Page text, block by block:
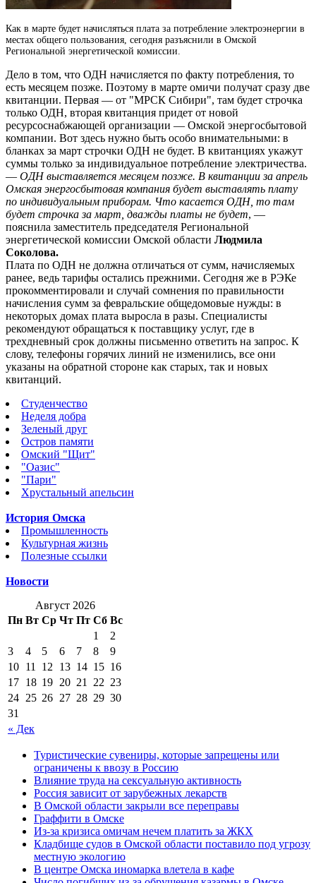
Как в марте будет начисляться плата за потребление электроэнергии в
местах общего пользования, сегодня разъяснили в Омской
Региональной энергетической комиссии.
Дело в том, что ОДН начисляется по факту потребления, то
есть месяцем позже. Поэтому в марте омичи получат сразу две
квитанции. Первая — от "МРСК Сибири", там будет строчка
только ОДН, вторая квитанция придет от новой
ресурсоснабжающей организации — Омской энергосбытовой
компании. Вот здесь нужно быть особо внимательными: в
бланках за март строчки ОДН не будет. В квитанциях укажут
суммы только за индивидуальное потребление электричества.
— ОДН выставляется месяцем позже. В квитанции за апрель
Омская энергосбытовая компания будет выставлять плату
по индивидуальным приборам. Что касается ОДН, то там
будет строчка за март, дважды платы не будет, —
пояснила заместитель председателя Региональной
энергетической комиссии Омской области Людмила
Соколова.
Плата по ОДН не должна отличаться от сумм, начисляемых
ранее, ведь тарифы остались прежними. Сегодня же в РЭКе
прокомментировали и случай сомнения по правильности
начисления сумм за февральские общедомовые нужды: в
некоторых домах плата выросла в разы. Специалисты
рекомендуют обращаться к поставщику услуг, где в
трехдневный срок должны письменно ответить на запрос. К
слову, телефоны горячих линий не изменились, все они
указаны на обратной стороне как старых, так и новых
квитанций.
Студенчество
Неделя добра
Зеленый друг
Остров памяти
Омский "Щит"
"Оазис"
"Пари"
Хрустальный апельсин
История Омска
Промышленность
Культурная жизнь
Полезные ссылки
Новости
Август 2026
Пн Вт Ср Чт Пт Сб Вс
« Дек
1
2
3
4 5 6 7 8
9
10 11 12 13 14 15 16
17 18 19 20 21 22 23
24 25 26 27 28 29 30
31
Туристические сувениры, которые запрещены или
ограничены к ввозу в Россию
Влияние труда на сексуальную активность
Россия зависит от зарубежных лекарств
В Омской области закрыли все переправы
Граффити в Омске
Из-за кризиса омичам нечем платить за ЖКХ
Кладбище судов в Омской области поставило под угрозу
местную экологию
В центре Омска иномарка влетела в кафе